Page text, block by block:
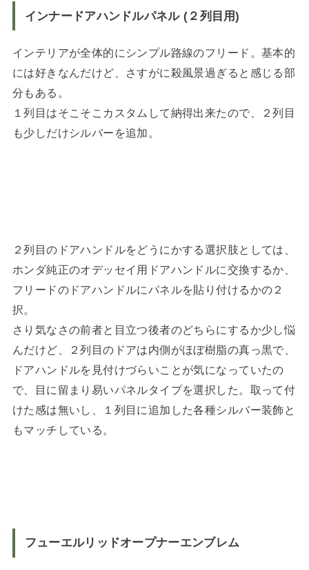
インナードアハンドルパネル (２列目用)
インテリアが全体的にシンプル路線のフリード。基本的
には好きなんだけど、さすがに殺風景過ぎると感じる部
分もある。
１列目はそこそこカスタムして納得出来たので、２列目
も少しだけシルバーを追加。
２列目のドアハンドルをどうにかする選択肢としては、
ホンダ純正のオデッセイ用ドアハンドルに交換するか、
フリードのドアハンドルにパネルを貼り付けるかの２
択。
さり気なさの前者と目立つ後者のどちらにするか少し悩
んだけど、２列目のドアは内側がほぼ樹脂の真っ黒で、
ドアハンドルを見付けづらいことが気になっていたの
で、目に留まり易いパネルタイプを選択した。取って付
けた感は無いし、１列目に追加した各種シルバー装飾と
もマッチしている。
フューエルリッドオープナーエンブレム